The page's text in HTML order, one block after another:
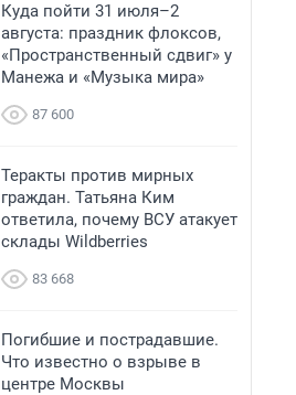
Куда пойти 31 июля–2
августа: праздник флоксов,
«Пространственный сдвиг» у
Манежа и «Музыка мира»
87 600
Теракты против мирных
граждан. Татьяна Ким
ответила, почему ВСУ атакует
склады Wildberries
83 668
Погибшие и пострадавшие.
Что известно о взрыве в
центре Москвы